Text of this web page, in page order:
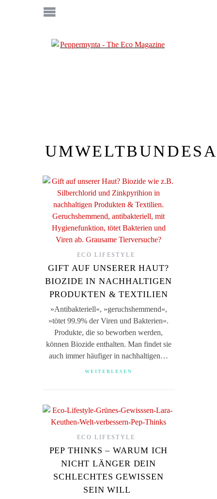
ECO LIFESTYLE
GIFT AUF UNSERER HAUT?
BIOZIDE IN NACHHALTIGEN
PRODUKTEN & TEXTILIEN
»Antibakteriell«, »geruchshemmend«,
»tötet 99.9% der Viren und Bakterien«.
Produkte, die so beworben werden,
können Biozide enthalten. Man findet sie
auch immer häufiger in nachhaltigen…
WEITERLESEN
ECO LIFESTYLE
PEP THINKS – WARUM ICH
NICHT LÄNGER DEIN
SCHLECHTES GEWISSEN
SEIN WILL